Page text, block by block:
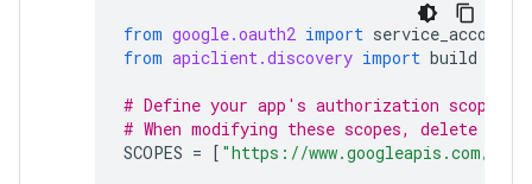
from google.oauth2 import service_account
from apiclient.discovery import build
# Define your app's authorization scopes.
# When modifying these scopes, delete
SCOPES = [ "https://www.googleapis.com/